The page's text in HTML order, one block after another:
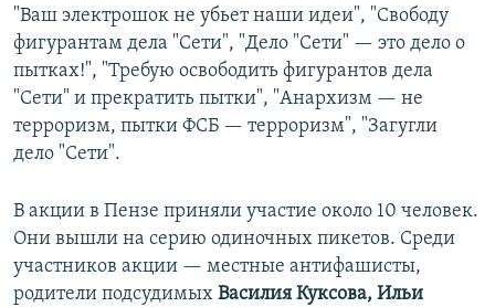
"Ваш электрошок не убьет наши идеи", "Свободу
фигурантам дела "Сети", "Дело "Сети" — это дело о
пытках!", "Требую освободить фигурантов дела
"Сети" и прекратить пытки", "Анархизм — не
терроризм, пытки ФСБ — терроризм", "Загугли
дело "Сети".
В акции в Пензе приняли участие около 10 человек.
Они вышли на серию одиночных пикетов. Среди
участников акции — местные антифашисты,
родители подсудимых Василия Куксова, Ильи